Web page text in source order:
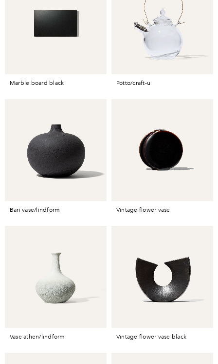
marble board black potto/craft-u
bari vase/lindform vintage flower vase
vase athen/lindform vintage flower vase black